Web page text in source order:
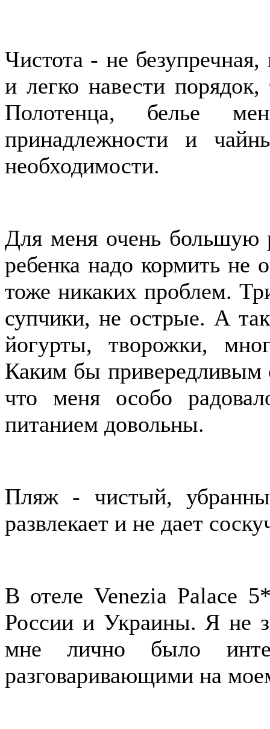
Чистота - не
и легко навести
Полотенца, белье
принадлежности и
необходимости.
Для меня очень большую
ребенка надо кормить не
тоже никаких проблем.
супчики, не острые. А
йогурты, творожки,
Каким бы
что меня особо
питанием довольны.
Пляж - чистый,
развлекает и не дает
В отеле Venezia Palace
России и Украины. Я не
мне лично было
разговаривающими на